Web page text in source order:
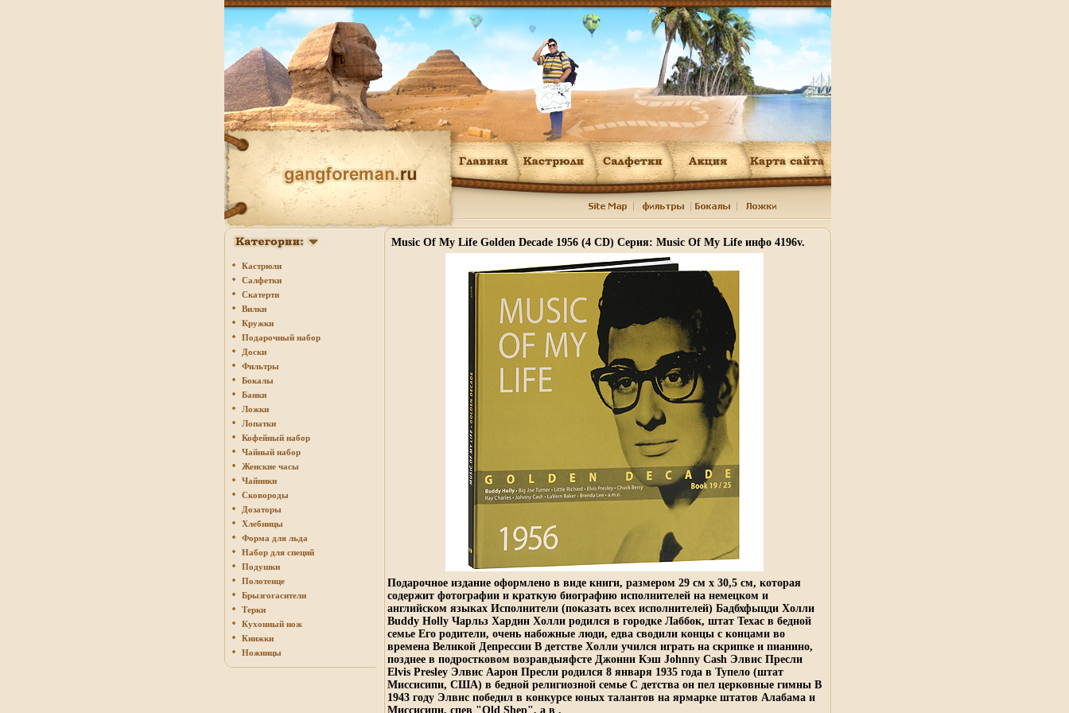
Кастрюли
Салфетки
Скатерти
Вилки
Кружки
Подарочный набор
Доски
Фильтры
Бокалы
Банки
Ложки
Лопатки
Кофейный набор
Чайный набор
Женские часы
Чайники
Сковороды
Дозаторы
Хлебницы
Форма для льда
Набор для специй
Подушки
Полотенце
Брызгогасители
Терки
Кухонный нож
Книжки
Ножницы
Music Of My Life Golden Decade 1956 (4 CD) Серия: Music Of My Life инфо 4196v.
Подарочное издание оформлено в виде книги, размером 29 см х 30,5 см, которая
содержит фотографии и краткую биографию исполнителей на немецком и
английском языках Исполнители (показать всех исполнителей) Бадбхфыцди Холли
Buddy Holly Чарльз Хардин Холли родился в городке Лаббок, штат Техас в бедной
семье Его родители, очень набожные люди, едва сводили концы с концами во
времена Великой Депрессии В детстве Холли учился играть на скрипке и пианино,
позднее в подростковом возравдыяфсте Джонни Кэш Johnny Cash Элвис Пресли
Elvis Presley Элвис Аарон Пресли родился 8 января 1935 года в Тупело (штат
Миссисипи, США) в бедной религиозной семье С детства он пел церковные гимны В
1943 году Элвис победил в конкурсе юных талантов на ярмарке штатов Алабама и
Миссисипи, спев "Old Shep", а в .